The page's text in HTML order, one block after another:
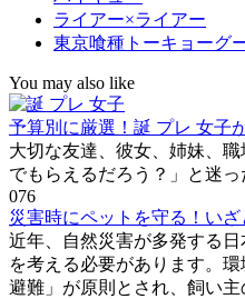
ライアー×ライアー
東京喰種トーキョーグ
You may also like
予算別に厳選！誕 プレ 女子
大切な友達、彼女、姉妹、
でもらえるだろう？」と迷
076
災害時にペットを守る！い
近年、自然災害が多発する
を考える必要があります。
避難」が原則とされ、飼い主